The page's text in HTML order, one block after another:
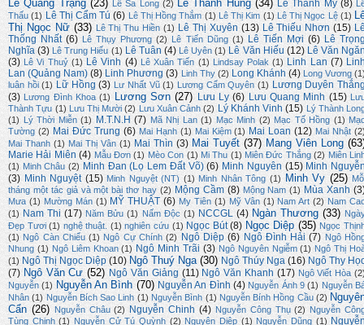
Lê Quang Trạng (23) Lê Sa Long (2) Lê Thanh Hùng (34) Lê Thanh My (8)
Thấu (1) Lê Thị Cẩm Tú (6) Lê Thị Hồng Thắm (1) Lê Thị Kim (1) Lê Thị Ngọc Lệ (1)
Thị Ngọc Nữ (33) Lê Thị Thu Hiền (1) Lê Thị Xuyên (13) Lê Thiếu Nhơn (15)
Thống Nhất (6) Lê Thụy Phương (2) Lê Tiến Dũng (1) Lê Tiến Mợi (6) Lê
Nghĩa (3) Lê Trung Hiếu (1) Lê Tuân (4) Lê Uyên (1) Lê Văn Hiếu (12) Lê Văn
(3) Lê Vi Thuỷ (1) Lê Vinh (4) Lê Xuân Tiến (1) Lindsay Polak (1) Linh Lan (7)
Lan (Quảng Nam) (8) Linh Phương (3) Linh Thy (2) Long Khánh (4) Long Vương
luân hồi (1) Lữ Hồng (3) Lư Nhất Vũ (1) Lương Cẩm Quyên (1) Lương Duyên
(3) Lương Đình Khoa (1) Lương Sơn (27) Lưu Ly (6) Lưu Quang Minh (15)
Thành Tựu (1) Lưu Thị Mười (2) Lưu Xuân Cảnh (2) Lý Khánh Vinh (15) Lý Thành
(1)
Lý Thời Miễn (1) M.T.N.H (7) Mã Nhị Lan (1) Mạc Minh (2) Mạc Tố Hồng (1)
Tường (2) Mai Đức Trung (6) Mai Hạnh (1) Mai Kiệm (1) Mai Loan (12) Mai Nhật
Mai Thanh (1) Mai Thị Vân (1) Mai Thìn (3) Mai Tuyết (37) Mang Viên Long
Marie Hải Miên (4) Mẫu Đơn (1) Mèo Con (1) Mi Thu (1) Miên Đức Thắng (2) Miên
(1) Minh Châu (2) Minh Đan (Lọ Lem Đất Võ) (6) Minh Nguyên (15) Minh
(3) Minh Nguyệt (15) Minh Nguyệt (NT) (1) Minh Nhân Tông (1) Minh Vy (25)
tháng một tác giả và một bài thơ hay (2) Mộng Cầm (8) Mộng Nam (1) Mùa Xanh
Mưa (1) Mường Mán (1) MỸ THUẬT (6) My Tiên (1) Mỹ Vân (1) Nam Art (2) Nam
(1) Nam Thi (17) Năm Bửu (1) Nấm Độc (1) NCCGL (4) Ngàn Thương (33)
Đẹp Tươi (1) nghệ thuật. (1) nghiên cứu (1) Ngọc Bút (8) Ngọc Diệp (35) Ngọc
(1) Ngô Càn Chiểu (1) Ngô Cự Chính (2) Ngô Diệp (6) Ngô Đình Hải (7) Ngô
Nhung (1) Ngô Liêm Khoan (1) Ngô Minh Trãi (3) Ngô Nguyên Ngiễm (1) Ngô Thị
(1) Ngô Thị Ngọc Diệp (10) Ngô Thuý Nga (30) Ngô Thúy Nga (16) Ngô Thy
(7) Ngô Văn Cư (52) Ngô Văn Giảng (11) Ngô Văn Khanh (17) Ngô Viết Hòa
Nguyễn (1) Nguyễn An Bình (70) Nguyễn An Đình (4) Nguyễn Ánh 9 (1) Nguyễn
Nhân (1) Nguyễn Bích Sao Linh (1) Nguyễn Bình (1) Nguyễn Bính Hồng Cầu (2)
Cẩn (26) Nguyễn Châu (2) Nguyễn Chinh (4) Nguyễn Công Thụ (2) Nguyễn
Tùng Chinh (1) Nguyễn Cử Tú Quỳnh (2) Nguyên Diệp (1) Nguyễn Dũng (1)